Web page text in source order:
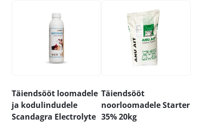
Täiendsööt loomadele
ja kodulindudele
Scandagra Electrolyte
Täiendsööt
noorloomadele Starter
35% 20kg